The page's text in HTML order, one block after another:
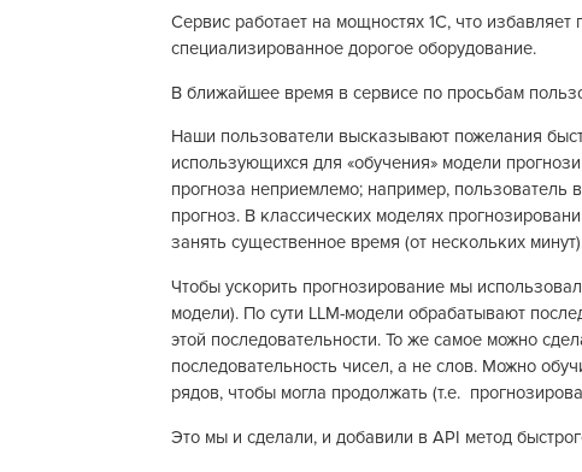
Сервис работает на мощностях 1С, что избавляет
специализированное дорогое оборудование.
В ближайшее время в сервисе по просьбам
Наши пользователи высказывают пожелания
использующихся для «обучения» модели
прогноза неприемлемо; например, пользователь
прогноз. В классических моделях
занять существенное время (от нескольких
Чтобы ускорить прогнозирование мы
модели). По сути LLM-модели обрабатывают
этой последовательности. То же самое можно
последовательность чисел, а не слов. Можно
рядов, чтобы могла продолжать (т.е.
Это мы и сделали, и добавили в API метод